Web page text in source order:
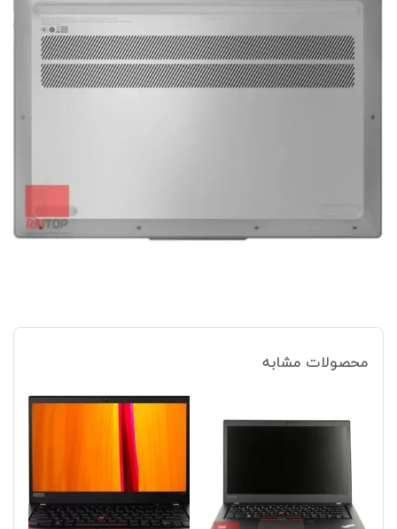
محصولات مشابه